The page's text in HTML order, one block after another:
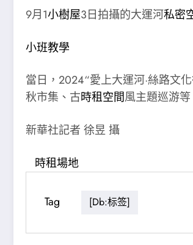
9月1小樹屋3日拍攝的大運河私密
小班教學
當日，2024“愛上大運河·絲路文
秋市集、古時租空間風主題巡游
新華社記者 徐昱 攝
時租場地
Tag [db:标签]